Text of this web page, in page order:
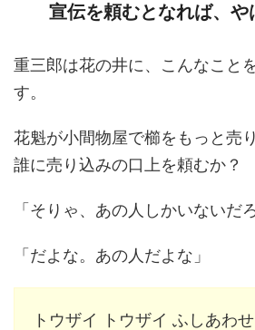
宣伝を頼むとなれば、や
重三郎は花の井に、こんなこと
す。
花魁が小間物屋で櫛をもっと売
誰に売り込みの口上を頼むか？
「そりゃ、あの人しかいないだろ
「だよな。あの人だよな」
トウザイ トウザイ ふしあわせ